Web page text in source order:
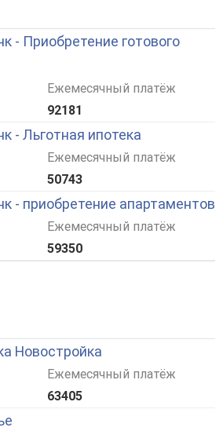
- Приобретение готового
Ежемесячный платёж
92181
- Льготная ипотека
Ежемесячный платёж
50743
- приобретение апартаментов
Ежемесячный платёж
59350
Новостройка
Ежемесячный платёж
63405